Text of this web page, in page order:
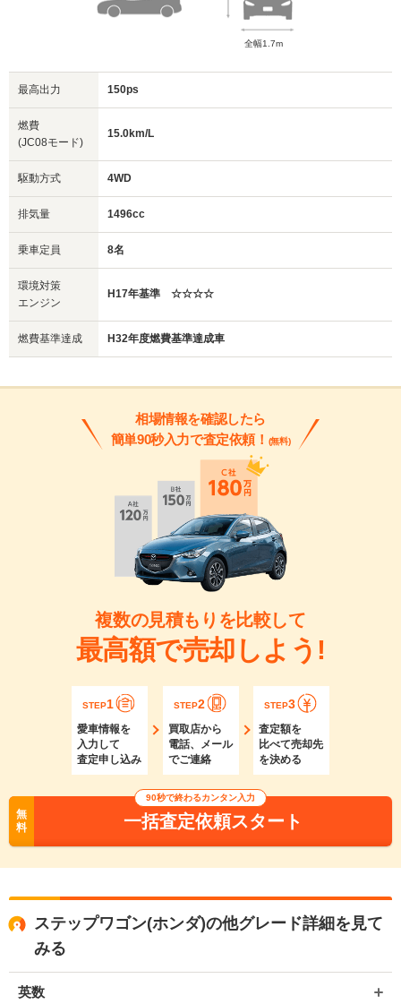
全幅1.7m
最高出力 150ps
燃費
(JC08モード)
15.0km/L
駆動方式 4WD
排気量 1496cc
乗車定員 8名
環境対策
エンジン
H17年基準 ☆☆☆☆
燃費基準達成 H32年度燃費基準達成車
相場情報を確認したら
簡単90秒入力で査定依頼！ (無料)
複数の見積もりを比較して
最高額で売却しよう!
STEP1
愛車情報を
入力して
査定申し込み
STEP2
買取店から
電話、メール
でご連絡
STEP3
査定額を
比べて売却先
を決める
無
料
90秒で終わるカンタン入力
一括査定依頼スタート
ステップワゴン(ホンダ)の他グレード詳細を見て
みる
英数